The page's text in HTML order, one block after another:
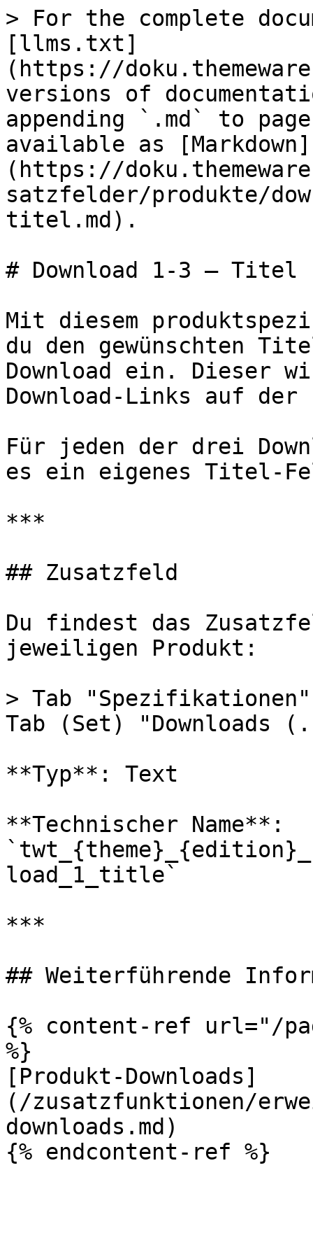
> For the complete
[llms.txt]
(https://
versions of
appending `.md` to
available as [Markdown]
(https://
satzfelder/produkte/
titel.md).
# Download 1-3 – Titel
Mit diesem
du den gewünschten
Download ein. Dieser
Download-Links auf
Für jeden der drei
es ein eigenes Titel-
***
## Zusatzfeld
Du findest das
jeweiligen Produkt:
> Tab
Tab (Set) "Downloads
**Typ**: Text
**Technischer Name**:
load_1_title`
***
## Weiterführende
{% content-ref url="/
%}
[Produkt-Downloads]
(/zusatzfunktionen/
downloads.md)